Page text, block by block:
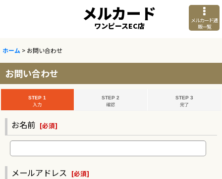
メルカード
ワンピースEC店
メルカード通
販一覧
ホーム > お問い合わせ
お問い合わせ
STEP 1
入力
STEP 2
確認
STEP 3
完了
お名前 [必須]
メールアドレス [必須]